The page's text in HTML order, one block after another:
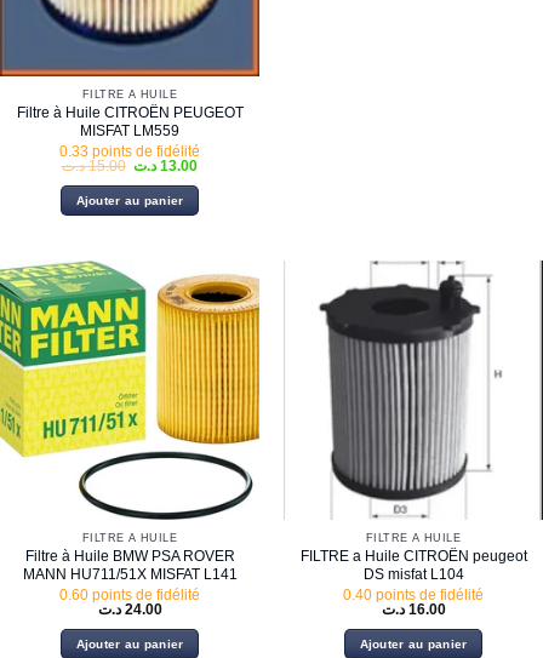
FILTRE À HUILE
Filtre à Huile CITROËN PEUGEOT
MISFAT LM559
0.33 points de fidélité
15.00 د.ت
Le
initial
était :
13.00 د.ت
Le
actuel
est :
Ajouter au panier
FILTRE À HUILE
Filtre à Huile BMW PSA ROVER
MANN HU711/51X MISFAT L141
0.60 points de fidélité
24.00 د.ت
Ajouter au panier
FILTRE À HUILE
FILTRE a Huile CITROËN peugeot
DS misfat L104
0.40 points de fidélité
16.00 د.ت
Ajouter au panier